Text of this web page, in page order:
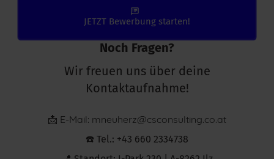
JETZT Bewerbung starten!
Noch Fragen?
Wir freuen uns über deine
Kontaktaufnahme!
📩 E-Mail: mneuherz@csconsulting.co.at
☎️ Tel.: +43 660 2334738